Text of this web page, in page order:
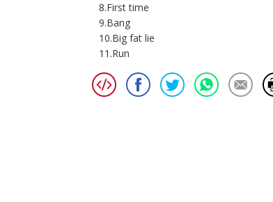
8.First time
9.Bang
10.Big fat lie
11.Run